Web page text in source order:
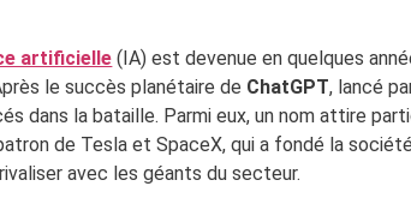
artificielle (IA) est devenue en quelques
le succès planétaire de ChatGPT, lancé
dans la bataille. Parmi eux, un nom attire
de Tesla et SpaceX, qui a fondé la
avec les géants du secteur.